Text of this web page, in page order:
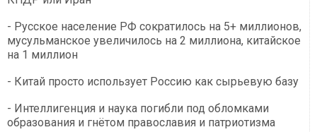
- Русское население РФ сократилось на 5+ миллионов,
мусульманское увеличилось на 2 миллиона, китайское
на 1 миллион
- Китай просто использует Россию как сырьевую базу
- Интеллигенция и наука погибли под обломками
образования и гнётом православия и патриотизма